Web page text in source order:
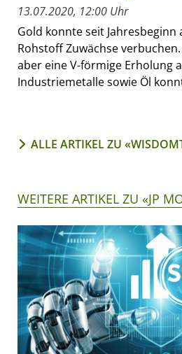
13.07.2020, 12:00 Uhr
Gold konnte seit
Rohstoff Zuwächse
aber eine V-förmige Erholung
Industriemetalle sowie Öl
ALLE ARTIKEL ZU
WEITERE ARTIKEL ZU «JP